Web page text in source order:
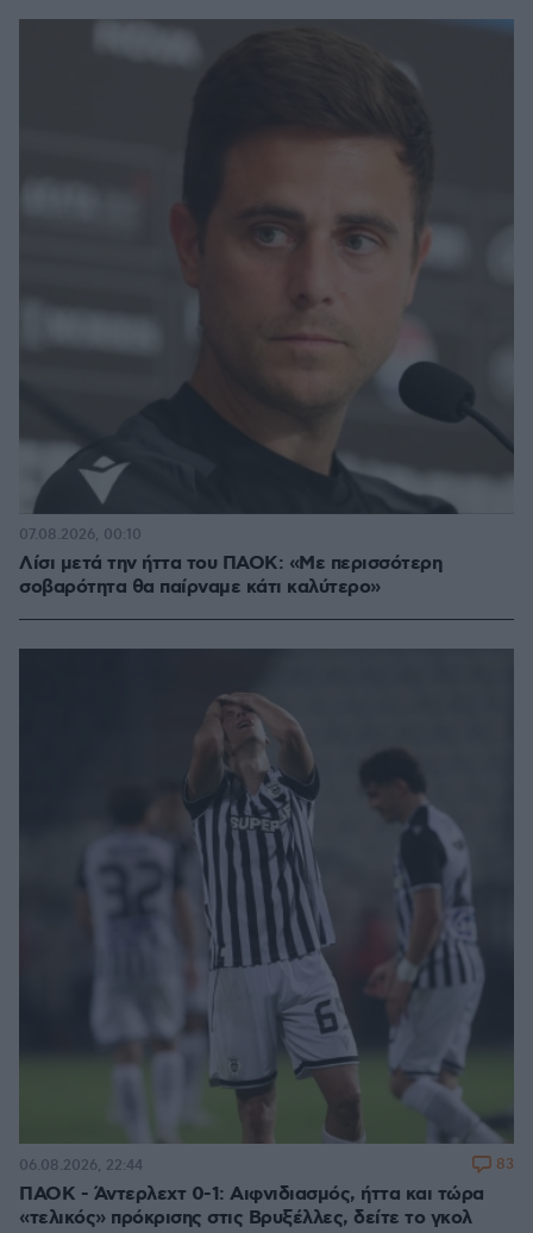
Λίσι μετά την ήττα του ΠΑΟΚ: «Με περισσότερη
σοβαρότητα θα παίρναμε κάτι καλύτερο»
07.08.2026, 00:10
ΠΑΟΚ - Άντερλεχτ 0-1: Αιφνιδιασμός, ήττα και τώρα
«τελικός» πρόκρισης στις Βρυξέλλες, δείτε το γκολ
06.08.2026, 22:44 83